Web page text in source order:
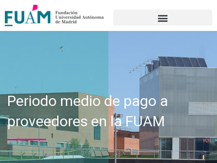
Periodo medio de pago a
proveedores en la FUAM